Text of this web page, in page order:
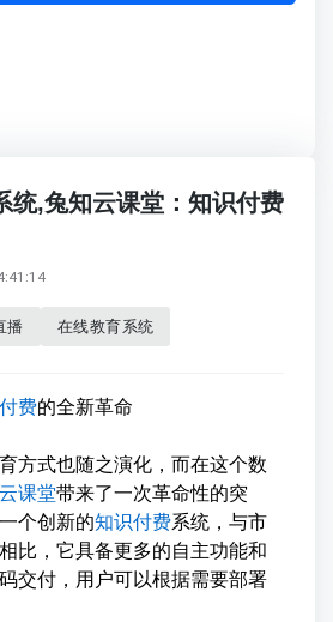
统,兔知云课堂：知识付费
播 在线教育系统
费的全新革命
方式也随之演化，而在这个数
课堂带来了一次革命性的突
个创新的知识付费系统，与市
比，它具备更多的自主功能和
交付，用户可以根据需要部署